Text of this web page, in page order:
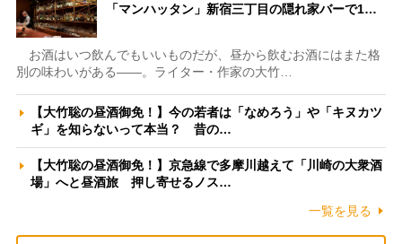
「マンハッタン」新宿三丁目の隠れ家バーで1…
お酒はいつ飲んでもいいものだが、昼から飲むお酒にはまた格
別の味わいがある――。ライター・作家の大竹…
【大竹聡の昼酒御免！】今の若者は「なめろう」や「キヌカツ
ギ」を知らないって本当？ 昔の…
【大竹聡の昼酒御免！】京急線で多摩川越えて「川崎の大衆酒
場」へと昼酒旅 押し寄せるノス…
一覧を見る